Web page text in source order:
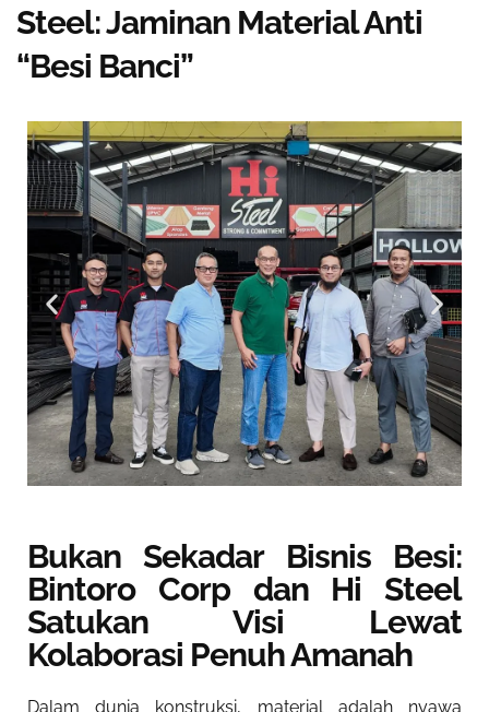
Steel: Jaminan Material Anti
“Besi Banci”
Bukan Sekadar Bisnis Besi:
Bintoro Corp dan Hi Steel
Satukan Visi Lewat
Kolaborasi Penuh Amanah
Dalam dunia konstruksi, material adalah nyawa